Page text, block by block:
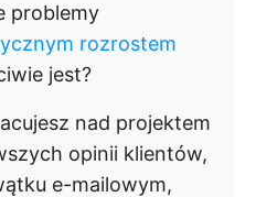
problemy
rozrostem
jest?
nad projektem
opinii klientów,
e-mailowym,